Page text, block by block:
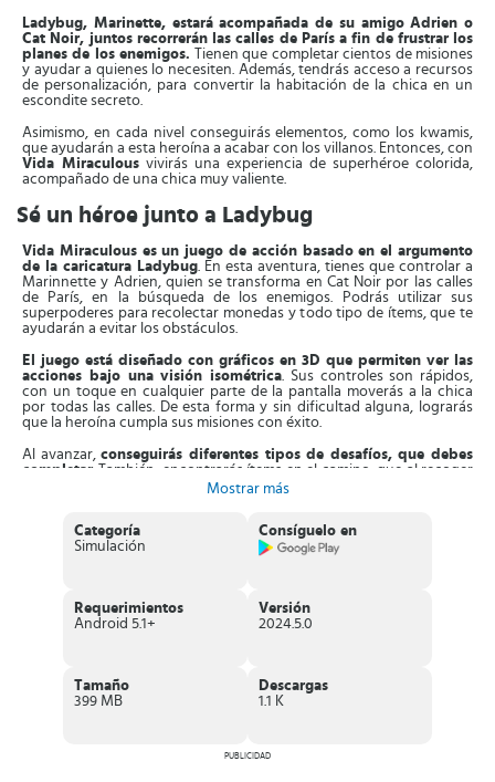
Ladybug, Marinette, estará acompañada de su amigo Adrien o
Cat Noir, juntos recorrerán las calles de París a fin de frustrar los
planes de los enemigos. Tienen que completar cientos de misiones
y ayudar a quienes lo necesiten. Además, tendrás acceso a recursos
de personalización, para convertir la habitación de la chica en un
escondite secreto.
Asimismo, en cada nivel conseguirás elementos, como los kwamis,
que ayudarán a esta heroína a acabar con los villanos. Entonces, con
Vida Miraculous vivirás una experiencia de superhéroe colorida,
acompañado de una chica muy valiente.
Sé un héroe junto a Ladybug
Vida Miraculous es un juego de acción basado en el argumento
de la caricatura Ladybug. En esta aventura, tienes que controlar a
Marinnette y Adrien, quien se transforma en Cat Noir por las calles
de París, en la búsqueda de los enemigos. Podrás utilizar sus
superpoderes para recolectar monedas y todo tipo de ítems, que te
ayudarán a evitar los obstáculos.
El juego está diseñado con gráficos en 3D que permiten ver las
acciones bajo una visión isométrica. Sus controles son rápidos,
con un toque en cualquier parte de la pantalla moverás a la chica
por todas las calles. De esta forma y sin dificultad alguna, lograrás
que la heroína cumpla sus misiones con éxito.
Al avanzar,conseguirás diferentes tipos de desafíos, que debes
completar . También, encontrarás ítems en el camino, que al recoger
podrás conseguir atuendos originales y más poderes para la chica.
recoges todas las monedas. Participarás en intensos
enfrentamientos con los enemigos y solucionarás puzles que
para decorar la habitación de Marinette, con los elementos que
prefieras. Puedes cambiar la pintura, los muebles y el papel tapiz, a
Características de Vida Miraculous
Mostrar más
Categoría
Simulación
Consíguelo en
Requerimientos
Android 5.1+
Versión
2024.5.0
Tamaño
399 MB
Descargas
1.1 K
PUBLICIDAD